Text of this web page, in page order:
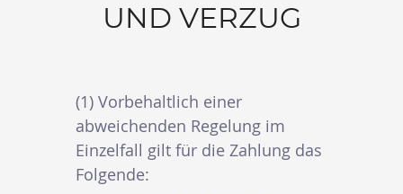
UND VERZUG
(1) Vorbehaltlich einer
abweichenden Regelung im
Einzelfall gilt für die Zahlung das
Folgende: